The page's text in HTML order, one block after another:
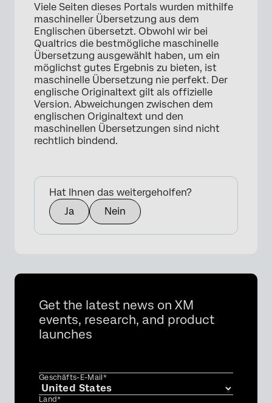
Viele Seiten dieses Portals wurden mithilfe
maschineller Übersetzung aus dem
Englischen übersetzt. Obwohl wir bei
Qualtrics die bestmögliche maschinelle
Übersetzung ausgewählt haben, um ein
möglichst gutes Ergebnis zu bieten, ist
maschinelle Übersetzung nie perfekt. Der
englische Originaltext gilt als offizielle
Version. Abweichungen zwischen dem
englischen Originaltext und den
maschinellen Übersetzungen sind nicht
rechtlich bindend.
Hat Ihnen das weitergeholfen?
Ja
Nein
Get the latest news on XM
events, research, and product
launches
Geschäfts-E-Mail*
Land*